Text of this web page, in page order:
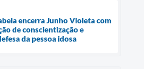
encerra Junho Violeta com
de conscientização e
da pessoa idosa